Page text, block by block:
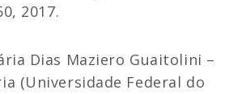
2017.
Dias Maziero Guaitolini –
(Universidade Federal do